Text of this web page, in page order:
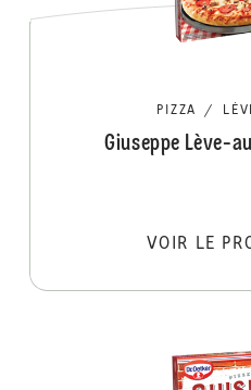
PIZZA /
Giuseppe Lève-
VOIR LE